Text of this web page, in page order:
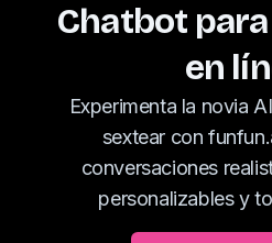
Chatbot
en
Experimenta la novia
sextear con
conversaciones
personalizables y